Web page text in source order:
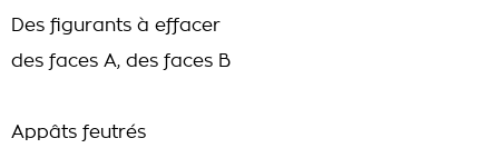
Des figurants à effacer
des faces A, des faces B
Appâts feutrés